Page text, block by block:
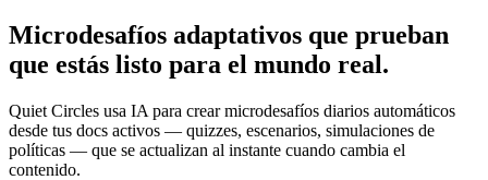
Microdesafíos adaptativos que prueban
que estás listo para el mundo real.
Quiet Circles usa IA para crear microdesafíos diarios automáticos
desde tus docs activos — quizzes, escenarios, simulaciones de
políticas — que se actualizan al instante cuando cambia el
contenido.